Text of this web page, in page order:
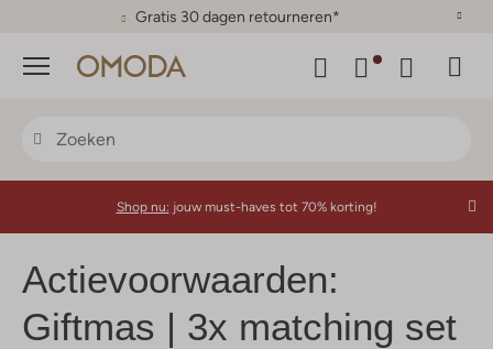
Gratis 30 dagen retourneren*
Menu
Shop nu: jouw must-haves tot 70% korting!
Actievoorwaarden:
Giftmas | 3x matching set